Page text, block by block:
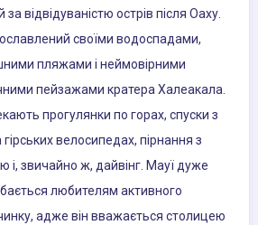
за відвідуваністю острів після Оаху.
своїми водоспадами,
пляжами і неймовірними
пейзажами кратера Халеакала.
прогулянки по горах, спуски з
гірських велосипедах, пірнання з
і, звичайно ж, дайвінг. Мауї дуже
любителям активного
адже він вважається столицею